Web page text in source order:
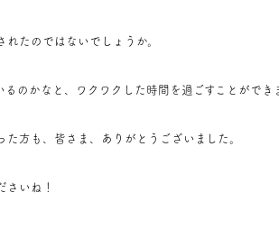
たのではないでしょうか。
のかなと、ワクワクした時間を過ごすことができ
方も、皆さま、ありがとうございました。
さいね！